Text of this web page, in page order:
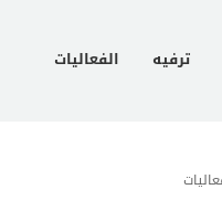
ترفيه الفعاليات